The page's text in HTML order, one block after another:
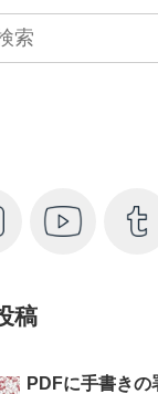
稿
PDFに手書きの